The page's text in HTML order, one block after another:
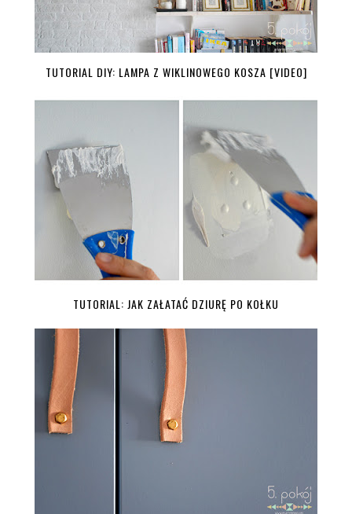
TUTORIAL DIY: LAMPA Z WIKLINOWEGO KOSZA [VIDEO]
TUTORIAL: JAK ZAŁATAĆ DZIURĘ PO KOŁKU